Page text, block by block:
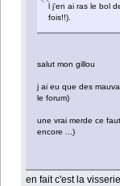
l j'en ai ras le bol
fois!!).
salut mon gillou
j ai eu que des
le forum)
une vrai merde ce
encore ...)
en fait c'est la